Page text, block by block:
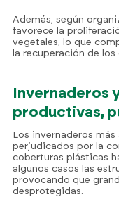
Además, según
favorece la
vegetales, lo que
la recuperación de los
Invernaderos
productivas,
Los invernaderos
perjudicados por la
coberturas plásticas
algunos casos las
provocando que
desprotegidas.